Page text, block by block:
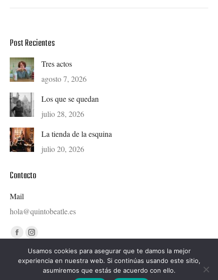
Post Recientes
Tres actos
agosto 7, 2026
Los que se quedan
julio 28, 2026
La tienda de la esquina
julio 20, 2026
Contacto
Mail
hola@quintobeatle.es
Find us on:
Facebook
page
opens
Instagram
page
opens
Diseñado por © Ondiseño.com 2020
Usamos cookies para asegurar que te damos la mejor
experiencia en nuestra web. Si continúas usando este sitio,
asumiremos que estás de acuerdo con ello.